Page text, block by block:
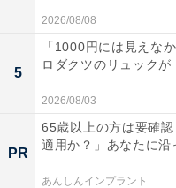
2026/08/08
5
「1000円には見えな
ロダクツのリュックが
2026/08/03
PR
65歳以上の方は要確
適用か？」あなたに沿
あんしんインプラント